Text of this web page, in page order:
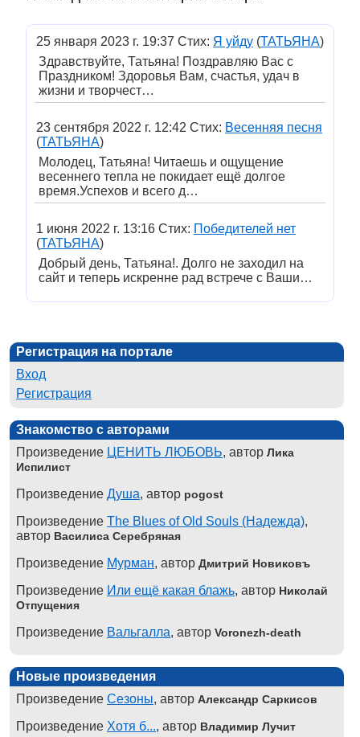
25 января 2023 г. 19:37 Стих: Я уйду (ТАТЬЯНА)
Здравствуйте, Татьяна! Поздравляю Вас с
Праздником! Здоровья Вам, счастья, удач в
жизни и творчест…
23 сентября 2022 г. 12:42 Стих: Весенняя песня
(ТАТЬЯНА)
Молодец, Татьяна! Читаешь и ощущение
весеннего тепла не покидает ещё долгое
время.Успехов и всего д…
1 июня 2022 г. 13:16 Стих: Победителей нет
(ТАТЬЯНА)
Добрый день, Татьяна!. Долго не заходил на
сайт и теперь искренне рад встрече с Ваши…
Регистрация на портале
Вход
Регистрация
Знакомство с авторами
Произведение ЦЕНИТЬ ЛЮБОВЬ, автор Лика
Испилист
Произведение Душа, автор pogost
Произведение The Blues of Old Souls (Надежда),
автор Василиса Серебряная
Произведение Мурман, автор Дмитрий Новиковъ
Произведение Или ещё какая блажь, автор Николай
Отпущения
Произведение Вальгалла, автор Voronezh-death
Новые произведения
Произведение Сезоны, автор Александр Саркисов
Произведение Хотя б..., автор Владимир Лучит